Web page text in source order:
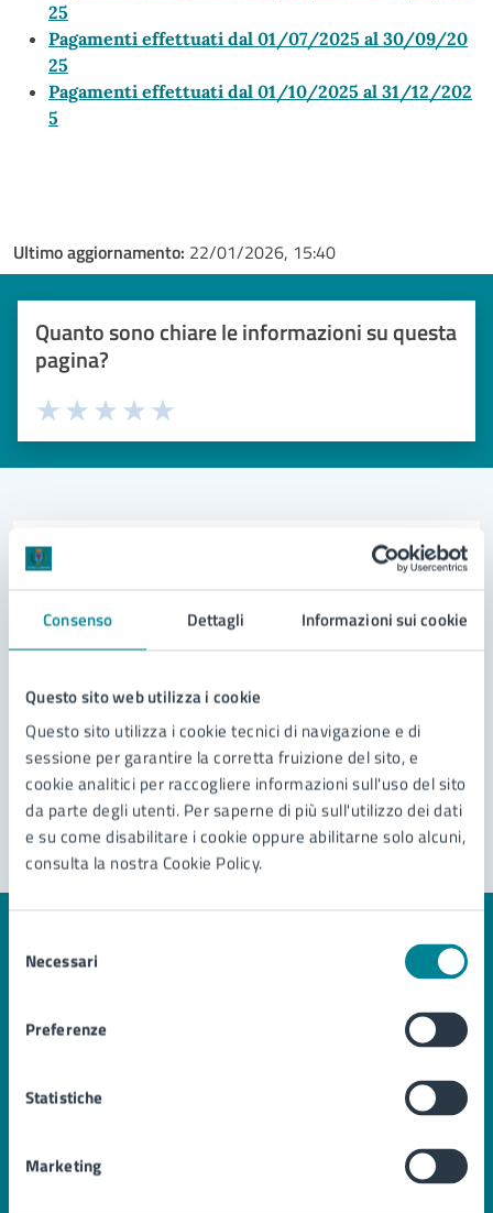
Consenso Dettagli Informazioni sui cookie
Questo sito web utilizza i cookie
Questo sito utilizza i cookie tecnici di navigazione e di
sessione per garantire la corretta fruizione del sito, e
cookie analitici per raccogliere informazioni sull'uso del sito
da parte degli utenti. Per saperne di più sull'utilizzo dei dati
e su come disabilitare i cookie oppure abilitarne solo alcuni,
consulta la nostra Cookie Policy.
delNecessari
Preferenze
Statistiche
Marketing
25
Pagamenti effettuati dal 01/07/2025 al 30/09/20
25
Pagamenti effettuati dal 01/10/2025 al 31/12/202
5
Ultimo aggiornamento: 22/01/2026, 15:40
Quanto sono chiare le informazioni su questa
pagina?
Valuta 5 stelle su 5
Valuta 4 stelle su 5
Valuta 3 stelle su 5
Valuta 2 stelle su 5
Valuta 1 stelle su 5
Contatta il comune
Richiedi assistenza
Prenota appuntamento
Problemi in città
Segnala disservizio
AMMINISTRAZIONE
Uffici